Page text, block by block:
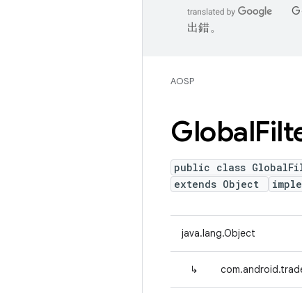
出錯。
AOSP
Global
public class
extends Object
java.lang.Object
↳